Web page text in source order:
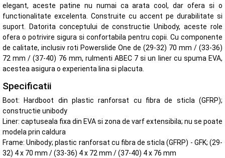
elegant, aceste patine nu numai ca arata cool, dar ofera si o
functionalitate excelenta. Construite cu accent pe durabilitate si
suport. Datorita conceptului de constructie Unibody, aceste role
ofera o potrivire sigura si confortabila pentru copii. Cu componente
de calitate, inclusiv roti Powerslide One de (29-32) 70 mm / (33-36)
72 mm / (37-40) 76 mm, rulmenti ABEC 7 si un liner cu spuma EVA,
acestea asigura o experienta lina si placuta.
Specificatii
Boot: Hardboot din plastic ranforsat cu fibra de sticla (GFRP);
constructie unibody
Liner: captuseala fixa din EVA si zona de varf extensibila; nu se poate
modela prin caldura
Frame: Unibody; plastic ranforsat cu fibra de sticla (GFRP) - GFK; (29-
32) 4 x 70 mm / (33-36) 4 x 72 mm / (37-40) 4 x 76 mm